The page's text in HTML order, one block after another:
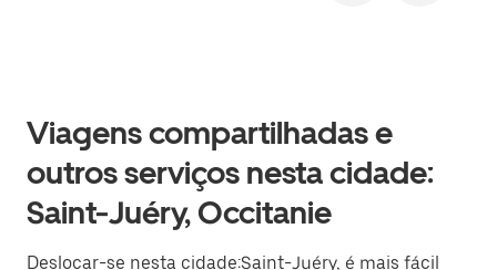
Viagens compartilhadas e
outros serviços nesta cidade:
Saint-Juéry, Occitanie
Deslocar-se nesta cidade:Saint-Juéry, é mais fácil